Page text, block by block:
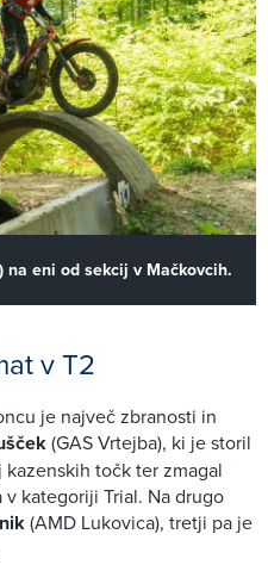
na eni od sekcij v Mačkovcih.
v T2
je največ zbranosti in
(GAS Vrtejba), ki je storil
točk ter zmagal
kategoriji Trial. Na drugo
(AMD Lukovica), tretji pa je